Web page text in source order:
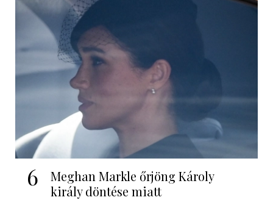
6
Meghan Markle őrjöng Károly
király döntése miatt